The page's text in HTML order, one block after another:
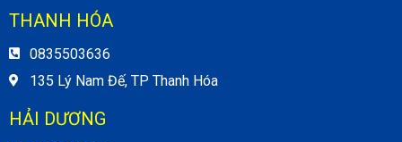
THANH HÓA
0835503636
135 Lý Nam Đế, TP Thanh Hóa
HẢI DƯƠNG